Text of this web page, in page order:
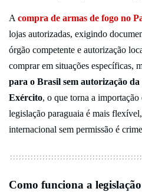
Acompra de armas de fogo no
lojas autorizadas, exigindo
órgão competente e autorização
comprar em situações específicas,
para o Brasil sem autorização
Exército, o que torna a
legislação paraguaia é mais
internacional sem permissão é
Como funciona a